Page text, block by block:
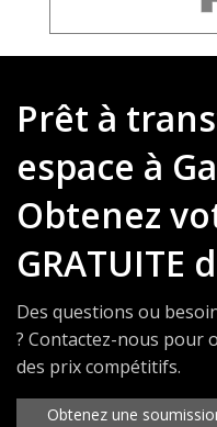
Prêt à
espace à
Obtenez
GRATUITE
Des questions ou
? Contactez-nous pour
des prix compétitifs.
Obtenez une